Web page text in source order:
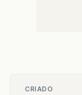
CRIADO